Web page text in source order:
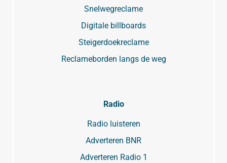
Snelwegreclame
Digitale billboards
Steigerdoekreclame
Reclameborden langs de weg
Radio
Radio luisteren
Adverteren BNR
Adverteren Radio 1